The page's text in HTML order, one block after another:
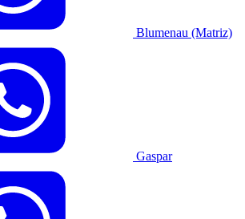
Blumenau (Matriz)
Gaspar